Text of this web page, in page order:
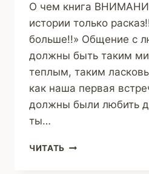
О чем книга
истории только
больше!!» Общение с
должны быть таким
теплым, таким
как наша первая
должны были любить
ты…
ЧИТАТЬ ЛЕГЕНДА